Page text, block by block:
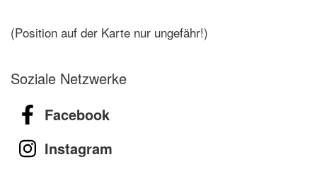
(Position auf der Karte nur ungefähr!)
Soziale Netzwerke
Facebook
Instagram